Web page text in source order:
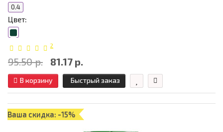
0.4
Цвет:
2
95.50 р. 81.17 р.
В корзину Быстрый заказ
Ваша скидка: -15%